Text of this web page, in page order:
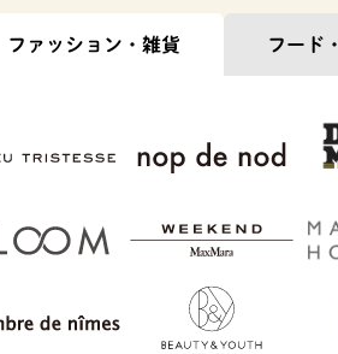
ファッション・ 雑貨 フード・